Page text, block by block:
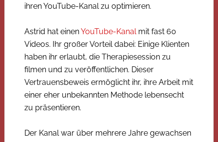
ihren YouTube-Kanal zu optimieren.
Astrid hat einenYouTube-Kanalmit fast 60
Videos. Ihr großer Vorteil dabei: Einige Klienten
haben ihr erlaubt, die Therapiesession zu
filmen und zu veröffentlichen. Dieser
Vertrauensbeweis ermöglicht ihr, ihre Arbeit mit
einer eher unbekannten Methode lebensecht
zu präsentieren.
Der Kanal war über mehrere Jahre gewachsen